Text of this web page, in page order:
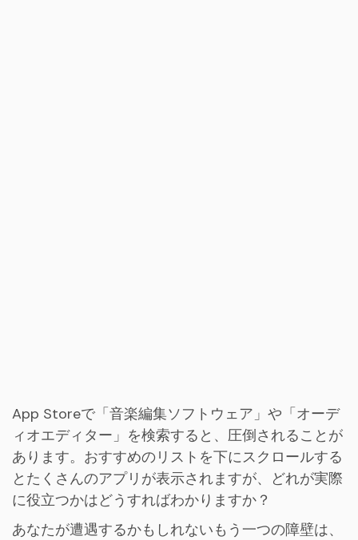
App Storeで「音楽編集ソフトウェア」や「オーデ
ィオエディター」を検索すると、圧倒されることが
あります。おすすめのリストを下にスクロールする
とたくさんのアプリが表示されますが、どれが実際
に役立つかはどうすればわかりますか？
あなたが遭遇するかもしれないもう一つの障壁は、